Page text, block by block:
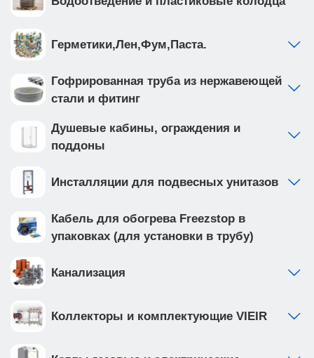
Герметики,Лен,Фум,Паста.
Гофрированная труба из нержавеющей
стали и фитинг
Душевые кабины, ограждения и
поддоны
Инсталляции для подвесных унитазов
Кабель для обогрева Freezstop в
упаковках (для установки в трубу)
Канализация
Коллекторы и комплектующие VIEIR